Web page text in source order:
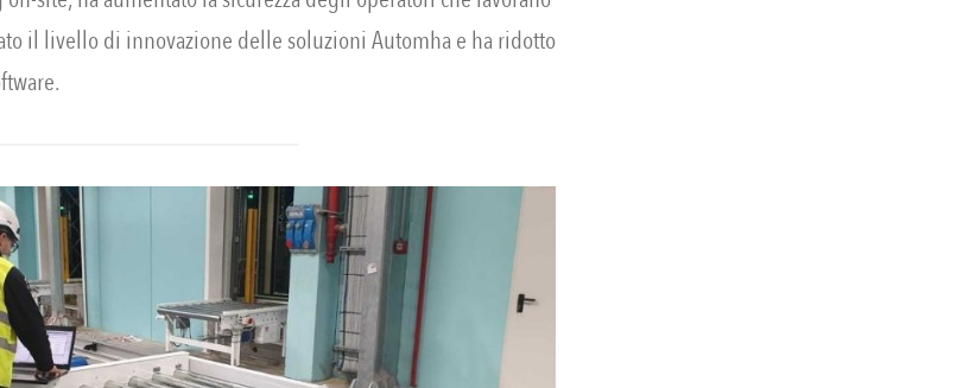
il livello di innovazione delle soluzioni Automha e ha ridotto